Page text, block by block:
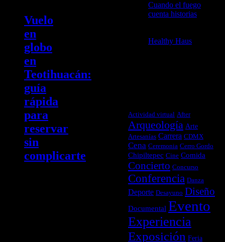
Vuelo
en
globo
en
Teotihuacán:
guía
rápida
para
reservar
sin
complicarte
Cuando el fuego
cuenta historias
Healthy Haus
Actividad virtual After
Arqueología Arte
Artesanías Carrera CDMX
Cena Ceremonia Cerro Gordo
Chipiltepec Cine Comida
Concierto Concurso
Conferencia Danza
Deporte Desayuno Diseño
Documental Evento
Experiencia
Exposición Feria